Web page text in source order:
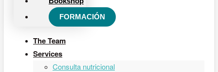
FORMACIÓN
The Team
Services
Consulta nutricional